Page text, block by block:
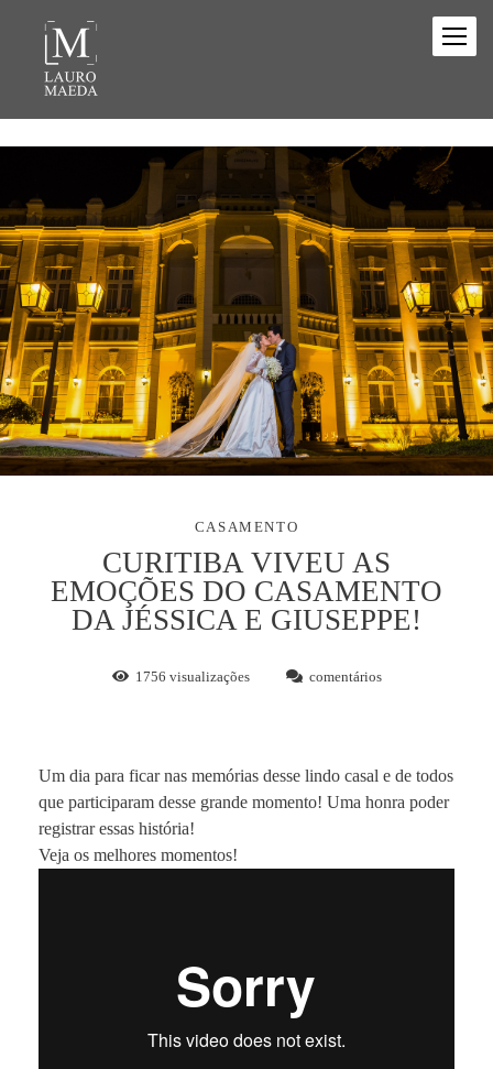
CASAMENTO
CURITIBA VIVEU AS
EMOÇÕES DO CASAMENTO
DA JÉSSICA E GIUSEPPE!
1756 visualizações comentários
Um dia para ficar nas memórias desse lindo casal e de todos
que participaram desse grande momento! Uma honra poder
registrar essas história!
Veja os melhores momentos!